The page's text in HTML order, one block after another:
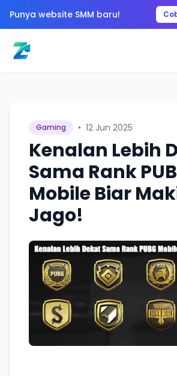
Punya website SMM baru!
Gaming • 12 Jun 2025
Kenalan Lebih
Sama Rank
Mobile Biar
Jago!